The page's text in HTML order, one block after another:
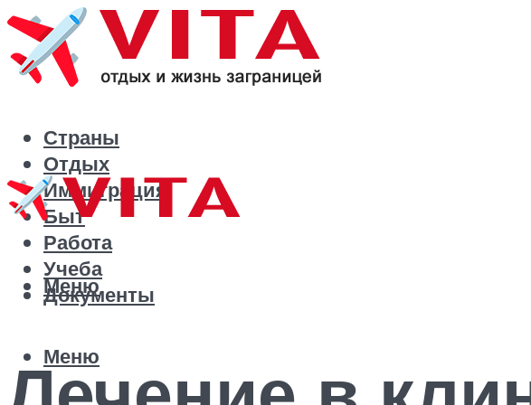
Страны
Отдых
Иммиграция
Быт
Работа
Учеба
Документы
Меню
Меню